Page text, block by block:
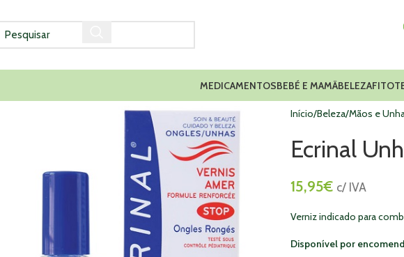
MEDICAMENTOSBEBÉ E MAMÃBELEZA
Início Beleza Mãos e
Ecrinal
15,95€ c/ IVA
Verniz indicado para
Disponível por